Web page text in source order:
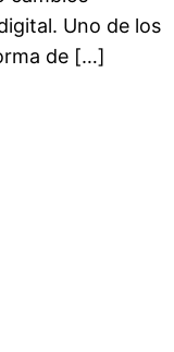
Uno de los
de […]